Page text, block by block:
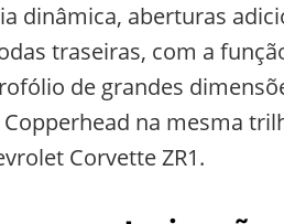
dinâmica, aberturas
traseiras, com a
de grandes
na mesma
Corvette ZR1.